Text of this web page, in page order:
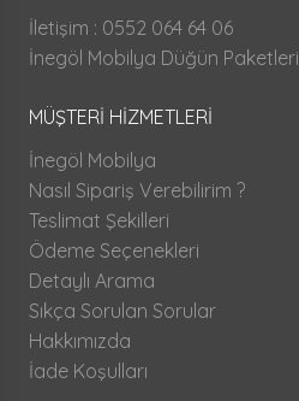
İletişim : 0552 064 64 06
İnegöl Mobilya Düğün Paketleri
MÜŞTERİ HİZMETLERİ
İnegöl Mobilya
Nasıl Sipariş Verebilirim ?
Teslimat Şekilleri
Ödeme Seçenekleri
Detaylı Arama
Sıkça Sorulan Sorular
Hakkımızda
İade Koşulları